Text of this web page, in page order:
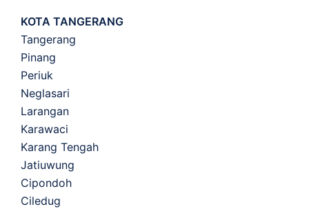
KOTA TANGERANG
Tangerang
Pinang
Periuk
Neglasari
Larangan
Karawaci
Karang Tengah
Jatiuwung
Cipondoh
Ciledug